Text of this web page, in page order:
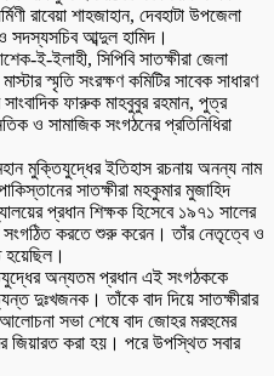
রাবেয়া শাহজাহান, দেবহাটা উপজেলা
সদস্যসচিব আব্দুল হামিদ।
ই-ইলাহী, সিপিবি সাতক্ষীরা জেলা
স্মৃতি সংরক্ষণ কমিটির সাবেক সাধারণ
ফারুক মাহবুবুর রহমান, পুত্র
ও সামাজিক সংগঠনের প্রতিনিধিরা
মুক্তিযুদ্ধের ইতিহাস রচনায় অনন্য নাম
সাতক্ষীরা মহকুমার মুজাহিদ
প্রধান শিক্ষক হিসেবে ১৯৭১ সালের
সংগঠিত করতে শুরু করেন। তাঁর নেতৃত্বে ও
হয়েছিল।
অন্যতম প্রধান এই সংগঠককে
দুঃখজনক। তাঁকে বাদ দিয়ে সাতক্ষীরার
সভা শেষে বাদ জোহর মরহুমের
জিয়ারত করা হয়। পরে উপস্থিত সবার